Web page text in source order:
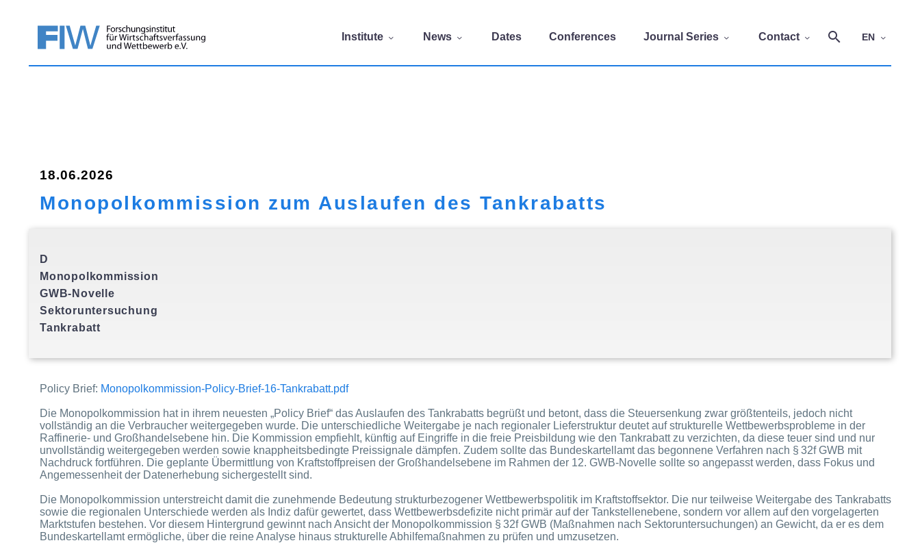
Institute News Dates Conferences Journal Series Contact EN
18.06.2026
Monopolkommission zum Auslaufen des Tankrabatts
D
Monopolkommission
GWB-Novelle
Sektoruntersuchung
Policy Brief: Monopolkommission-Policy-Brief-16-Tankrabatt.pdf
Die Monopolkommission hat in ihrem neuesten „Policy Brief“ das Auslaufen des Tankrabatts begrüßt und betont, dass die Steuersenkung zwar größtenteils, jedoch nicht
vollständig an die Verbraucher weitergegeben wurde. Die unterschiedliche Weitergabe je nach regionaler Lieferstruktur deutet auf strukturelle Wettbewerbsprobleme in der
Raffinerie- und Großhandelsebene hin. Die Kommission empfiehlt, künftig auf Eingriffe in die freie Preisbildung wie den Tankrabatt zu verzichten, da diese teuer sind und nur
unvollständig weitergegeben werden sowie knappheitsbedingte Preissignale dämpfen. Zudem sollte das Bundeskartellamt das begonnene Verfahren nach § 32f GWB mit
Nachdruck fortführen. Die geplante Übermittlung von Kraftstoffpreisen der Großhandelsebene im Rahmen der 12. GWB-Novelle sollte so angepasst werden, dass Fokus und
Angemessenheit der Datenerhebung sichergestellt sind.
Die Monopolkommission unterstreicht damit die zunehmende Bedeutung strukturbezogener Wettbewerbspolitik im Kraftstoffsektor. Die nur teilweise Weitergabe des Tankrabatts
sowie die regionalen Unterschiede werden als Indiz dafür gewertet, dass Wettbewerbsdefizite nicht primär auf der Tankstellenebene, sondern vor allem auf den vorgelagerten
Marktstufen bestehen. Vor diesem Hintergrund gewinnt nach Ansicht der Monopolkommission § 32f GWB (Maßnahmen nach Sektoruntersuchungen) an Gewicht, da er es dem
Bundeskartellamt ermögliche, über die reine Analyse hinaus strukturelle Abhilfemaßnahmen zu prüfen und umzusetzen.